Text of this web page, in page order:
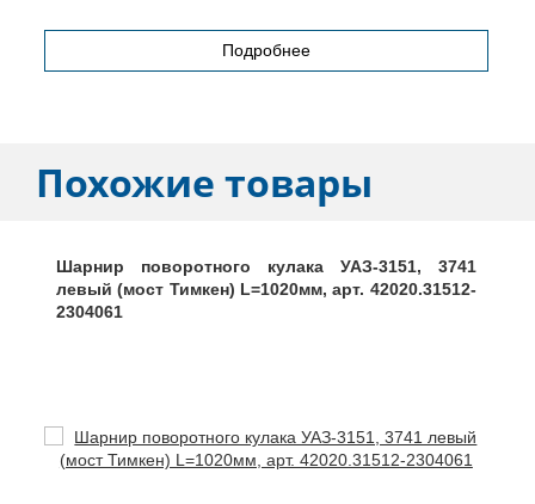
Подробнее
Похожие товары
Шарнир поворотного кулака УАЗ-3151, 3741
левый (мост Тимкен) L=1020мм, арт. 42020.31512-
2304061